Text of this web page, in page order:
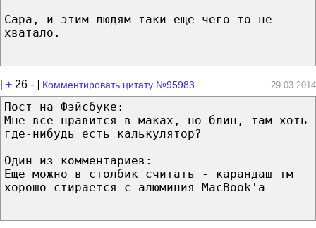
Сара, и этим людям таки еще чего-то не
хватало.
[+ 26 - ] Комментировать цитату №95983 29.03.2014
Пост на Фэйсбуке:
Мне все нравится в маках, но блин, там хоть
где-нибудь есть калькулятор?
Один из комментариев:
Еще можно в столбик считать - карандаш тм
хорошо стирается с алюминия MacBook'a